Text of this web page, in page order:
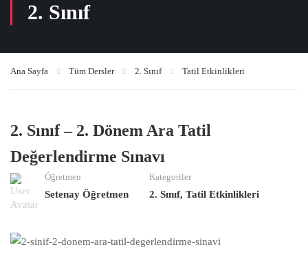
2. Sınıf
Ana Sayfa Tüm Dersler 2. Sınıf Tatil Etkinlikleri
2. Sınıf – 2. Dönem Ara Tatil
Değerlendirme Sınavı
Öğretmen
Setenay Öğretmen
Kategoriler
2. Sınıf, Tatil Etkinlikleri